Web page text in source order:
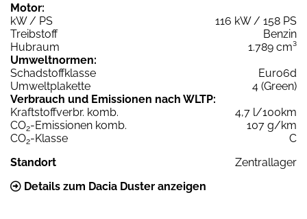
Motor:
kW / PS
116 kW / 158 PS
Treibstoff
Benzin
Hubraum
1.789 cm³
Umweltnormen:
Schadstoffklasse
Euro6d
Umweltplakette
4 (Green)
Verbrauch und Emissionen nach WLTP:
Kraftstoffverbr. komb.
4,7 l/100km
CO2-Emissionen komb.
107 g/km
CO2-Klasse
C
Standort
Zentrallager
Details zum Dacia Duster anzeigen